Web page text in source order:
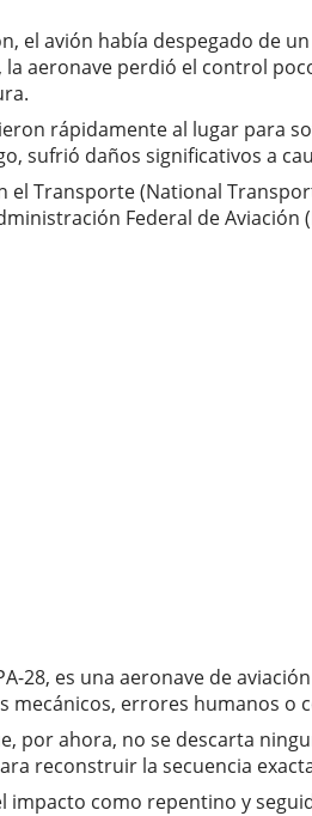
el avión había despegado de
aeronave perdió el control
rápidamente al lugar para
sufrió daños significativos a
el Transporte (National
Federal de
28, es una aeronave de
mecánicos, errores humanos o
por ahora, no se descarta
reconstruir la secuencia
impacto como repentino y